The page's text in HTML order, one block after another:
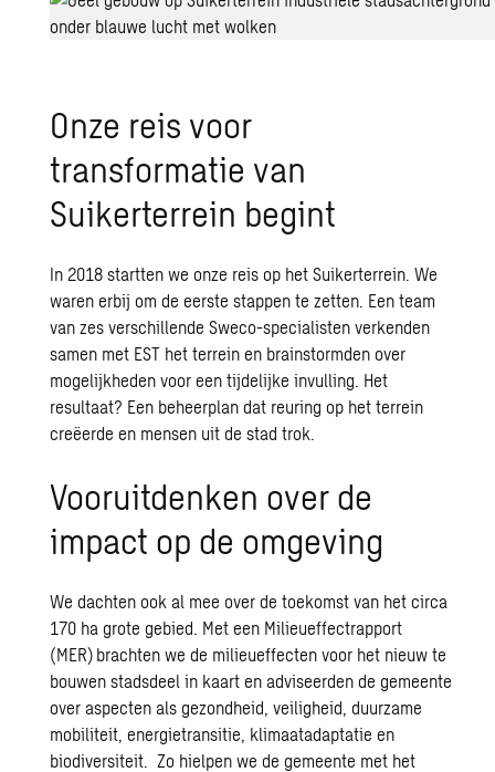
Onze reis voor
transformatie van
Suikerterrein begint
In 2018 startten we onze reis op het Suikerterrein. We
waren erbij om de eerste stappen te zetten. Een team
van zes verschillende Sweco-specialisten verkenden
samen met EST het terrein en brainstormden over
mogelijkheden voor een tijdelijke invulling. Het
resultaat? Een beheerplan dat reuring op het terrein
creëerde en mensen uit de stad trok.
Vooruitdenken over de
impact op de omgeving
We dachten ook al mee over de toekomst van het circa
170 ha grote gebied. Met een Milieueffectrapport
(MER) brachten we de milieueffecten voor het nieuw te
bouwen stadsdeel in kaart en adviseerden de gemeente
over aspecten als gezondheid, veiligheid, duurzame
mobiliteit, energietransitie, klimaatadaptatie en
biodiversiteit. Zo hielpen we de gemeente met het